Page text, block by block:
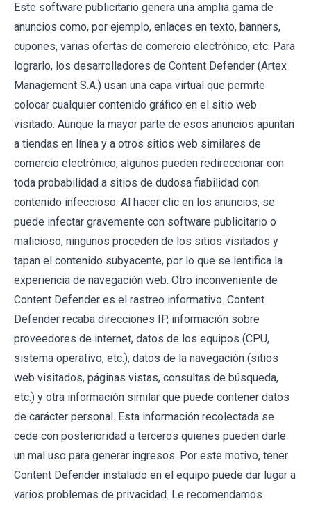
Este software publicitario genera una amplia gama de
anuncios como, por ejemplo, enlaces en texto, banners,
cupones, varias ofertas de comercio electrónico, etc. Para
lograrlo, los desarrolladores de Content Defender (Artex
Management S.A.) usan una capa virtual que permite
colocar cualquier contenido gráfico en el sitio web
visitado. Aunque la mayor parte de esos anuncios apuntan
a tiendas en línea y a otros sitios web similares de
comercio electrónico, algunos pueden redireccionar con
toda probabilidad a sitios de dudosa fiabilidad con
contenido infeccioso. Al hacer clic en los anuncios, se
puede infectar gravemente con software publicitario o
malicioso; ningunos proceden de los sitios visitados y
tapan el contenido subyacente, por lo que se lentifica la
experiencia de navegación web. Otro inconveniente de
Content Defender es el rastreo informativo. Content
Defender recaba direcciones IP, información sobre
proveedores de internet, datos de los equipos (CPU,
sistema operativo, etc.), datos de la navegación (sitios
web visitados, páginas vistas, consultas de búsqueda,
etc.) y otra información similar que puede contener datos
de carácter personal. Esta información recolectada se
cede con posterioridad a terceros quienes pueden darle
un mal uso para generar ingresos. Por este motivo, tener
Content Defender instalado en el equipo puede dar lugar a
varios problemas de privacidad. Le recomendamos